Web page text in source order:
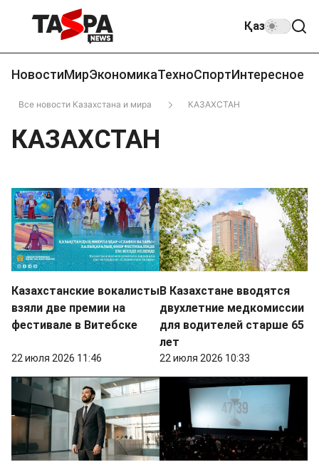
Қаз
НовостиМирЭкономикаТехноСпортИнтересное
Все новости Казахстана и мира КАЗАХСТАН
КАЗАХСТАН
Казахстанские вокалисты
взяли две премии на
фестивале в Витебске
22 июля 2026 11:46
В Казахстане вводятся
двухлетние медкомиссии
для водителей старше 65
лет
22 июля 2026 10:33